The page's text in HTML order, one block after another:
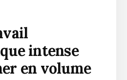
intense
en volume